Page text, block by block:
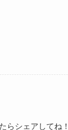
らシェアしてね！